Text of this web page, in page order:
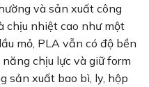
và sản xuất công
chịu nhiệt cao như một
mỏ, PLA vẫn có độ bền
chịu lực và giữ form
sản xuất bao bì, ly, hộp